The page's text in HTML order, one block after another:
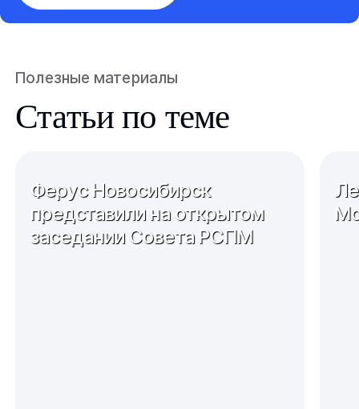
Полезные материалы
Статьи по теме
Ферус Новосибирск
представили на открытом
заседании Совета РСПМ